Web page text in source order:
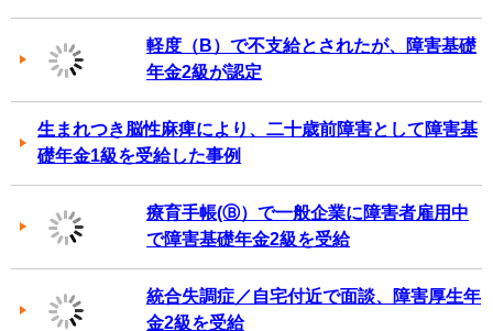
軽度（B）で不支給とされたが、障害基礎
年金2級が認定
生まれつき脳性麻痺により、二十歳前障害として障害基
礎年金1級を受給した事例
療育手帳(Ⓑ）で一般企業に障害者雇用中
で障害基礎年金2級を受給
統合失調症／自宅付近で面談、障害厚生年
金2級を受給